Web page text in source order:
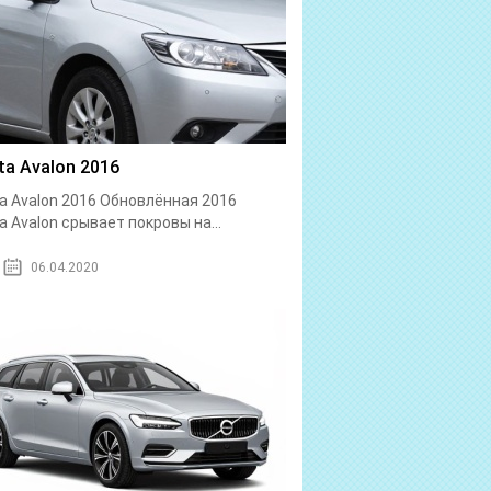
Avalon 2016
Avalon 2016 Обновлённая 2016
Avalon срывает покровы на...
06.04.2020